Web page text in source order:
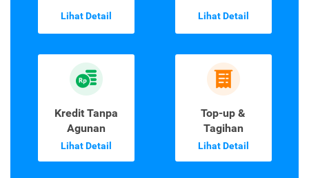
Lihat Detail Lihat Detail
Kredit Tanpa
Agunan
Lihat Detail
Top-up &
Tagihan
Lihat Detail